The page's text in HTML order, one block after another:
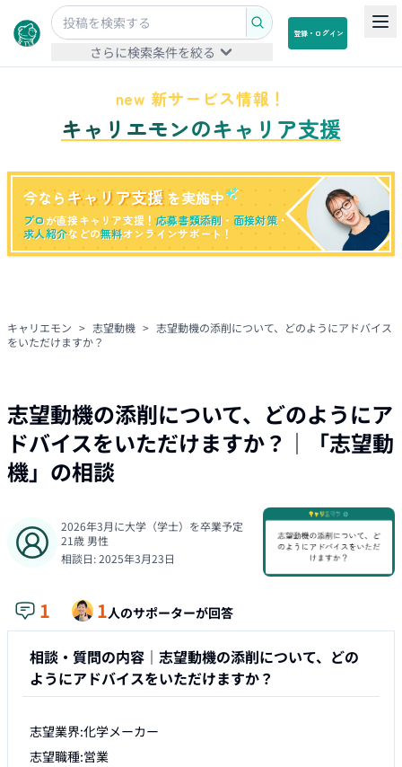
さらに検索条件を絞る
登録・ログイン
new 新サービス情報！
キャリエモンのキャリア支援
今なら キャリア支援 を実施中
プロが直接キャリア支援！応募書類添削 ・ 面接対策・
求人紹介などの無料オンラインサポート！
キャリエモン > 志望動機 > 志望動機の添削について、どのようにアドバイス
をいただけますか？
志望動機の添削について、どのようにア
ドバイスをいただけますか？ ｜「志望動
機」の相談
2026年3月に大学（学士）を卒業予定
21歳 男性
相談日:2025年3月23日
1 1人のサポーターが回答
相談・質問の内容｜ 志望動機の添削について、どの
ようにアドバイスをいただけますか？
志望業界:化学メーカー
志望職種:営業